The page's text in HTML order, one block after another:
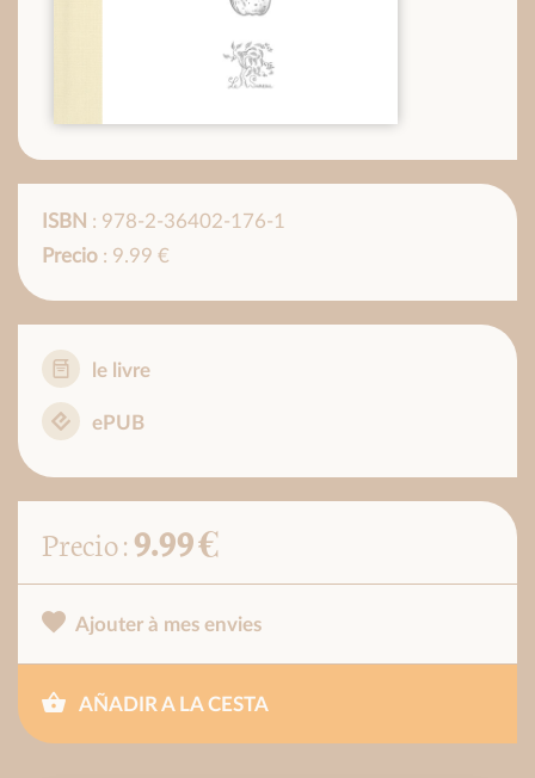
ISBN : 978-2-36402-176-1
Precio : 9.99 €
le livre
ePUB
Precio :9.99 €
Ajouter à mes envies
AÑADIR A LA CESTA